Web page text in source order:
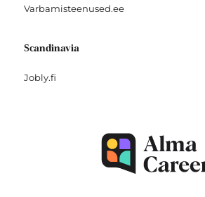
Varbamisteenused.ee
Scandinavia
Jobly.fi